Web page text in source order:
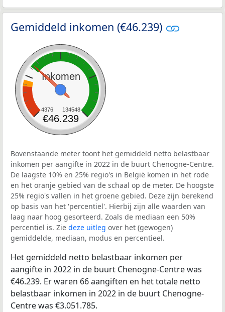
Gemiddeld inkomen (€46.239)
Inkomen
4376 134548
€46.239
Bovenstaande meter toont het gemiddeld netto belastbaar
inkomen per aangifte in 2022 in de buurt Chenogne-Centre.
De laagste 10% en 25% regio's in België komen in het rode
en het oranje gebied van de schaal op de meter. De hoogste
25% regio's vallen in het groene gebied. Deze zijn berekend
op basis van het 'percentiel'. Hierbij zijn alle waarden van
laag naar hoog gesorteerd. Zoals de mediaan een 50%
percentiel is. Zie deze uitleg over het (gewogen)
gemiddelde, mediaan, modus en percentieel.
Het gemiddeld netto belastbaar inkomen per
aangifte in 2022 in de buurt Chenogne-Centre was
€46.239. Er waren 66 aangiften en het totale netto
belastbaar inkomen in 2022 in de buurt Chenogne-
Centre was €3.051.785.